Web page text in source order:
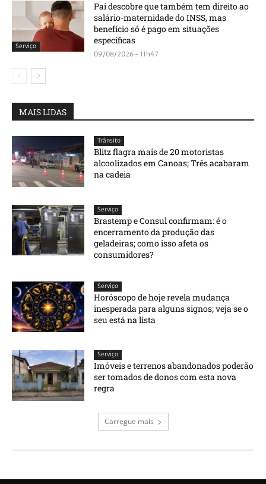
Serviço
Pai descobre que também tem direito ao
salário-maternidade do INSS, mas
benefício só é pago em situações
específicas
09/08/2026 - 11h47
MAIS LIDAS
Trânsito
Blitz flagra mais de 20 motoristas
alcoolizados em Canoas; Três acabaram
na cadeia
Serviço
Brastemp e Consul confirmam: é o
encerramento da produção das
geladeiras; como isso afeta os
consumidores?
Serviço
Horóscopo de hoje revela mudança
inesperada para alguns signos; veja se o
seu está na lista
Serviço
Imóveis e terrenos abandonados poderão
ser tomados de donos com esta nova
regra
Carregue mais